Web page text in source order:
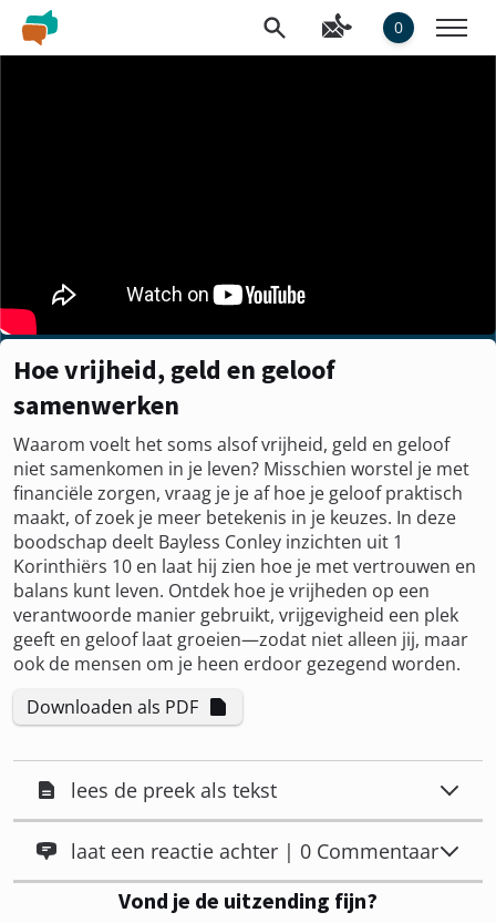
0
Hoe vrijheid, geld en geloof
samenwerken
Waarom voelt het soms alsof vrijheid, geld en geloof
niet samenkomen in je leven? Misschien worstel je met
financiële zorgen, vraag je je af hoe je geloof praktisch
maakt, of zoek je meer betekenis in je keuzes. In deze
boodschap deelt Bayless Conley inzichten uit 1
Korinthiërs 10 en laat hij zien hoe je met vertrouwen en
balans kunt leven. Ontdek hoe je vrijheden op een
verantwoorde manier gebruikt, vrijgevigheid een plek
geeft en geloof laat groeien—zodat niet alleen jij, maar
ook de mensen om je heen erdoor gezegend worden.
Downloaden als PDF
lees de preek als tekst
laat een reactie achter | 0 Commentaar
Vond je de uitzending fijn?